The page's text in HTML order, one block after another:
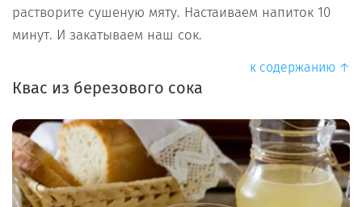
растворите сушеную мяту. Настаиваем напиток 10
минут. И закатываем наш сок.
к содержанию ↑
Квас из березового сока